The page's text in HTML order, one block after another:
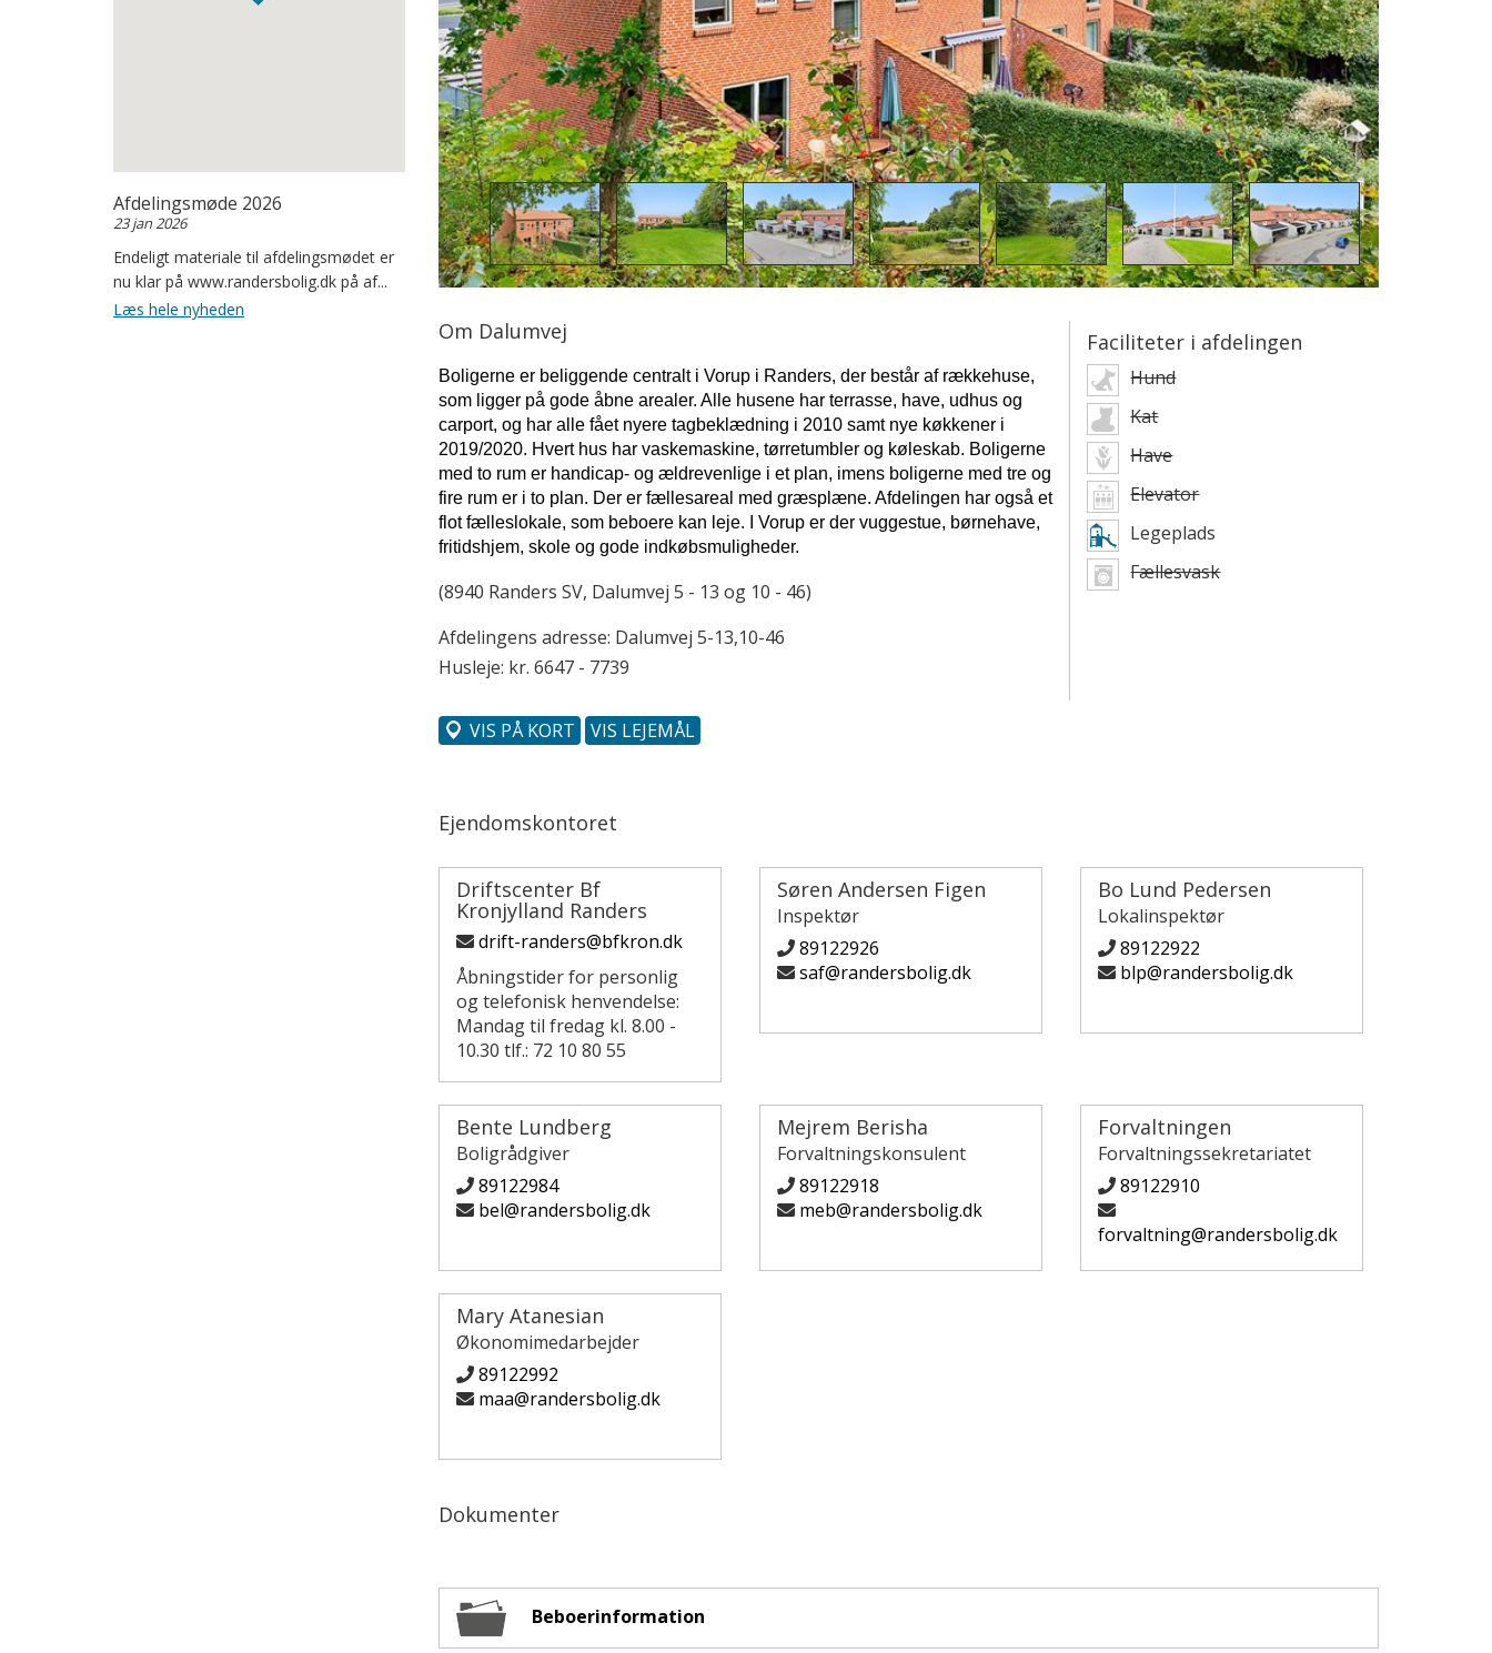
Afdelingsmøde 2026
23 jan 2026
Endeligt materiale til afdelingsmødet er
nu klar på www.randersbolig.dk på af...
Læs hele nyheden
Om Dalumvej
Boligerne er beliggende centralt i Vorup i Randers, der består af rækkehuse,
som ligger på gode åbne arealer. Alle husene har terrasse, have, udhus og
carport, og har alle fået nyere tagbeklædning i 2010 samt nye køkkener i
2019/2020. Hvert hus har vaskemaskine, tørretumbler og køleskab. Boligerne
med to rum er handicap- og ældrevenlige i et plan, imens boligerne med tre og
fire rum er i to plan. Der er fællesareal med græsplæne. Afdelingen har også et
flot fælleslokale, som beboere kan leje. I Vorup er der vuggestue, børnehave,
fritidshjem, skole og gode indkøbsmuligheder.
(8940 Randers SV, Dalumvej 5 - 13 og 10 - 46)
Afdelingens adresse: Dalumvej 5-13,10-46
Husleje: kr. 6647 - 7739
Faciliteter i afdelingen
Hund
Kat
Have
Elevator
Legeplads
Fællesvask
VIS PÅ KORT VIS LEJEMÅL
Ejendomskontoret
Driftscenter Bf
Kronjylland Randers
drift-randers@bfkron.dk
Åbningstider for personlig
og telefonisk henvendelse:
Mandag til fredag kl. 8.00 -
10.30 tlf.: 72 10 80 55
Søren Andersen Figen
Inspektør
89122926
saf@randersbolig.dk
Bo Lund Pedersen
Lokalinspektør
89122922
blp@randersbolig.dk
Bente Lundberg
Boligrådgiver
89122984
bel@randersbolig.dk
Mejrem Berisha
Forvaltningskonsulent
89122918
meb@randersbolig.dk
Forvaltningen
Forvaltningssekretariatet
89122910
forvaltning@randersbolig.dk
Mary Atanesian
Økonomimedarbejder
89122992
maa@randersbolig.dk
Dokumenter
Beboerinformation